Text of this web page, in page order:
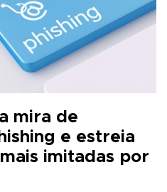
mira de
e estreia
imitadas por